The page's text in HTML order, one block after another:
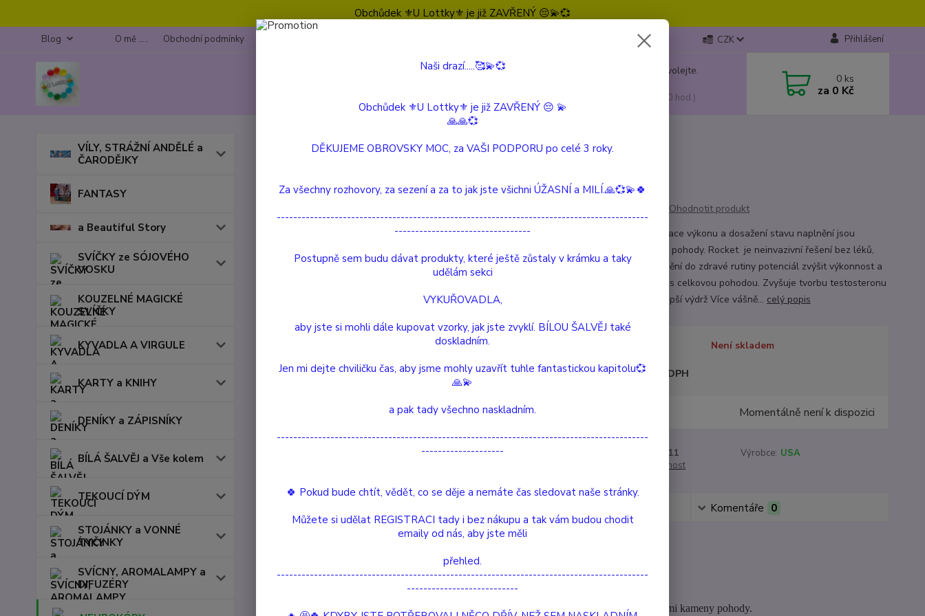
Obchůdek ⚜️U Lottky⚜️ je již ZAVŘENÝ 😔💫💞
Blog O mě ..... Obchodní podmínky CZK Přihlášení
Nevíte si rady? Zavolejte.
(Po-Pá, 10:00-15:00 hod.)
0 ks
za 0 Kč
VÍLY, STRÁŽNÍ ANDĚLÉ a
ČARODĚJKY
FANTASY
a Beautiful Story
SVÍČKY ze SÓJOVÉHO
VOSKU
KOUZELNÉ MAGICKÉ
SVÍČKY
KYVADLA A VIRGULE
KARTY a KNIHY
DENÍKY a ZÁPISNÍKY
BÍLÁ ŠALVĚJ a Vše kolem
TEKOUCÍ DÝM
STOJÁNKY a VONNÉ
TYČINKY
SVÍCNY, AROMALAMPY a
DIFUZÉRY
NEUROKÓDY
Ohodnotit produkt
ROCKET Optimalizace výkonu a dosažení stavu naplnění jsou
základními kameny pohody. Rocket je neinvazivní řešení bez léků,
které má při začlenění do zdravé rutiny potenciál zvýšit výkonnost a
zvýšit spokojenost s celkovou pohodou. Zvyšuje tvorbu testosteronu
Obnova energie Lepší výdrž Více vášně... celý popis
Není skladem
Nejsme plátci DPH
Momentálně není k dispozici
13011 Výrobce: USA
Hlídat cenu / dostupnost
Komentáře 0
ROCKET
Optimalizace výkonu a dosažení stavu naplnění jsou základními kameny pohody.
Naši drazí.....🥰💫💞
Obchůdek ⚜️U Lottky⚜️ je již ZAVŘENÝ 😔 💫
🙏🙏💞
DĚKUJEME OBROVSKY MOC, za VAŠI PODPORU po celé 3 roky.
Za všechny rozhovory, za sezení a za to jak jste všichni ÚŽASNÍ a MILÍ.🙏💞💫🍀
------------------------------------------------------------------------------------------
---------------------------------
Postupně sem budu dávat produkty, které ještě zůstaly v krámku a taky
udělám sekci
VYKUŘOVADLA,
aby jste si mohli dále kupovat vzorky, jak jste zvyklí. BÍLOU ŠALVĚJ také
doskladním.
Jen mi dejte chviličku čas, aby jsme mohly uzavřít tuhle fantastickou kapitolu💞
🙏💫
a pak tady všechno naskladním.
------------------------------------------------------------------------------------------
--------------------
🍀 Pokud bude chtít, vědět, co se děje a nemáte čas sledovat naše stránky.
Můžete si udělat REGISTRACI tady i bez nákupu a tak vám budou chodit
emaily od nás, aby jste měli
přehled.
------------------------------------------------------------------------------------------
---------------------------